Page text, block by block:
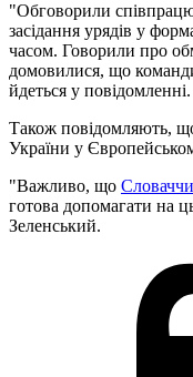
"Обговорили
засідання урядів у
часом. Говорили про
домовилися, що
йдеться у повідомленні.
Також повідомляють,
України у
"Важливо, що
готова допомагати на
Зеленський.